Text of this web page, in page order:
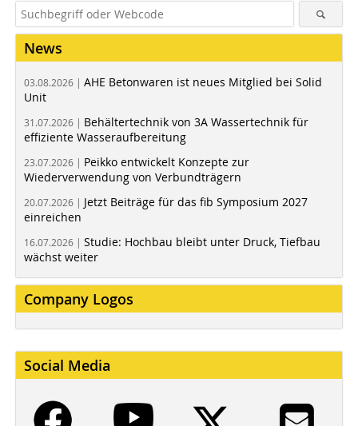
News
03.08.2026 | AHE Betonwaren ist neues Mitglied bei Solid
Unit
31.07.2026 | Behältertechnik von 3A Wassertechnik für
effiziente Wasseraufbereitung
23.07.2026 | Peikko entwickelt Konzepte zur
Wiederverwendung von Verbundträgern
20.07.2026 | Jetzt Beiträge für das fib Symposium 2027
einreichen
16.07.2026 | Studie: Hochbau bleibt unter Druck, Tiefbau
wächst weiter
Company Logos
Social Media